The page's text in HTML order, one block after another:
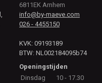
6811EK Arnhem
info@by-maeve.com
026 - 4455150
KVK: 09193189
BTW: NL002184095b74
Openingstijden
Dinsdag
10 - 17.30